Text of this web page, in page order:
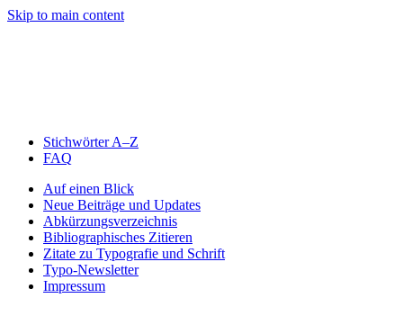
Skip to main content
Stichwörter A–Z
FAQ
Auf einen Blick
Neue Beiträge und Updates
Abkürzungsverzeichnis
Bibliographisches Zitieren
Zitate zu Typografie und Schrift
Typo-Newsletter
Impressum